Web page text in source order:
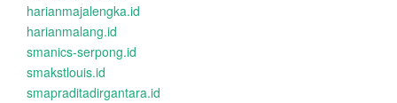
harianmajalengka.id
harianmalang.id
smanics-serpong.id
smakstlouis.id
smapraditadirgantara.id